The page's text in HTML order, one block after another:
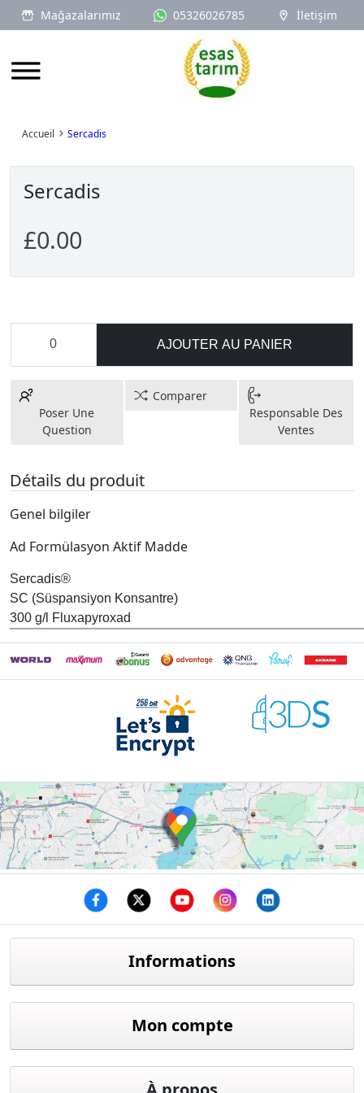
Mağazalarımız 05326026785 İletişim
Logo
Accueil Sercadis
Sercadis
£0.00
AJOUTER AU PANIER
Poser Une
Question
Comparer
Responsable Des
Ventes
Détails du produit
Genel bilgiler
Ad Formülasyon Aktif Madde
Sercadis®
SC (Süspansiyon Konsantre)
300 g/l Fluxapyroxad
Informations
Mon compte